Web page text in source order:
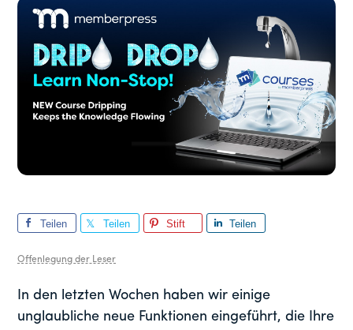
Teilen
Teilen
Stift
Teilen
Offenlegung der Leser
In den letzten Wochen haben wir einige
unglaubliche neue Funktionen eingeführt, die Ihre